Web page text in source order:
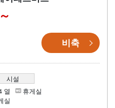
비축
시설
열
휴게실
실